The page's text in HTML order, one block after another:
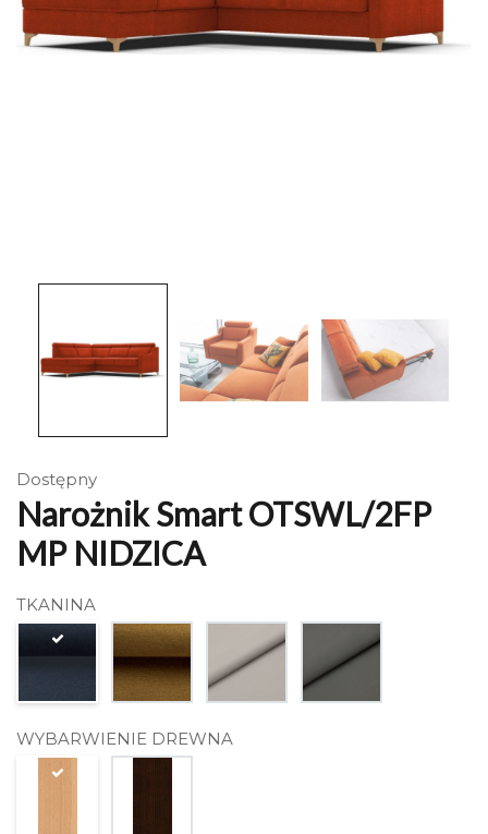
Dostępny
Narożnik Smart OTSWL/2FP
MP NIDZICA
TKANINA
WYBARWIENIE DREWNA